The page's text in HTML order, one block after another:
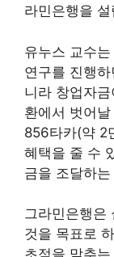
라민은행을
유누스 교수
연구를 진행
니라 창업자
환에서 벗어
856타카(약 2
혜택을 줄 수
금을 조달하
그라민은행은
것을 목표로
초점을 맞추